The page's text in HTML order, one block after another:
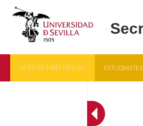
LA SECRETARÍA VIRTUAL ESTUDIANTES